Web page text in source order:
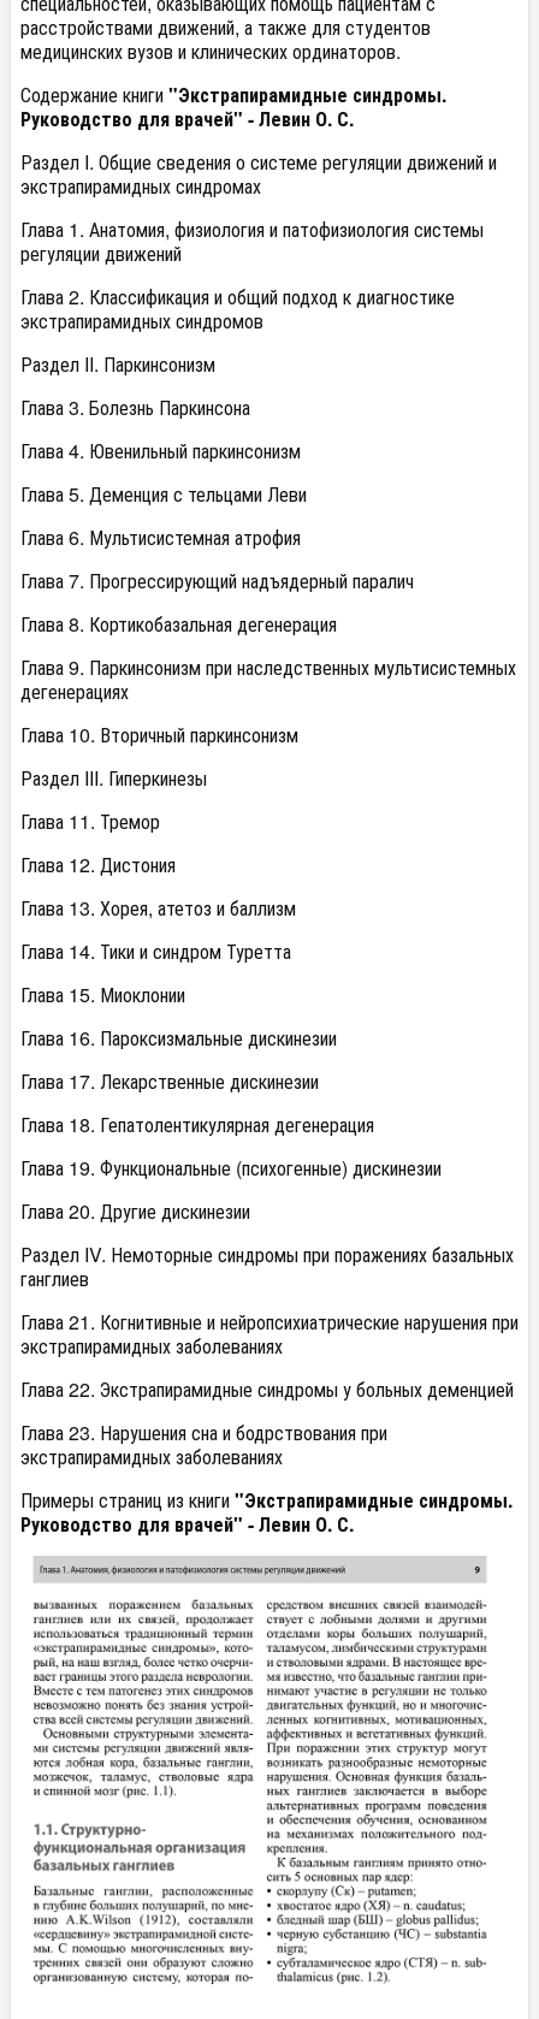
расстройствами движений, а также для студентов
медицинских вузов и клинических ординаторов.
Содержание книги"Экстрапирамидные синдромы.
Руководство для врачей" - Левин О. С.
Раздел I. Общие сведения о системе регуляции движений и
экстрапирамидных синдромах
Глава 1. Анатомия, физиология и патофизиология системы
регуляции движений
Глава 2. Классификация и общий подход к диагностике
экстрапирамидных синдромов
Раздел II. Паркинсонизм
Глава 3. Болезнь Паркинсона
Глава 4. Ювенильный паркинсонизм
Глава 5. Деменция с тельцами Леви
Глава 6. Мультисистемная атрофия
Глава 7. Прогрессирующий надъядерный паралич
Глава 8. Кортикобазальная дегенерация
Глава 9. Паркинсонизм при наследственных мультисистемных
дегенерациях
Глава 10. Вторичный паркинсонизм
Раздел III. Гиперкинезы
Глава 11. Тремор
Глава 12. Дистония
Глава 13. Хорея, атетоз и баллизм
Глава 14. Тики и синдром Туретта
Глава 15. Миоклонии
Глава 16. Пароксизмальные дискинезии
Глава 17. Лекарственные дискинезии
Глава 18. Гепатолентикулярная дегенерация
Глава 19. Функциональные (психогенные) дискинезии
Глава 20. Другие дискинезии
Раздел IV. Немоторные синдромы при поражениях базальных
ганглиев
Глава 21. Когнитивные и нейропсихиатрические нарушения при
экстрапирамидных заболеваниях
Глава 22. Экстрапирамидные синдромы у больных деменцией
Глава 23. Нарушения сна и бодрствования при
экстрапирамидных заболеваниях
Примеры страниц из книги"Экстрапирамидные синдромы.
Руководство для врачей" - Левин О. С.